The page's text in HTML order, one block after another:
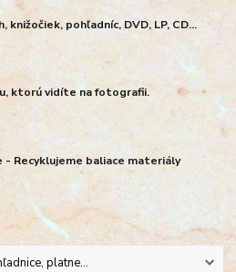
knižočiek, pohľadníc, DVD, LP, CD...
ktorú vidíte na fotografii.
Recyklujeme baliace materiály
platne...